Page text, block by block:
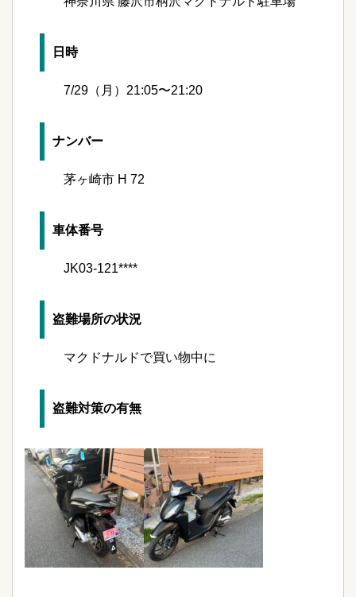
日時
7/29（月）21:05〜21:20
ナンバー
茅ヶ崎市 H 72
車体番号
JK03-121****
盗難場所の状況
マクドナルドで買い物中に
盗難対策の有無